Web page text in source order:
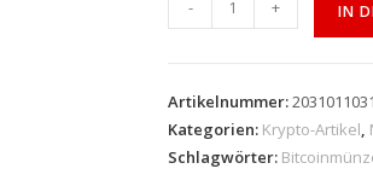
- + IN
Artikelnummer:
Kategorien: Krypto-Artikel,
Schlagwörter: